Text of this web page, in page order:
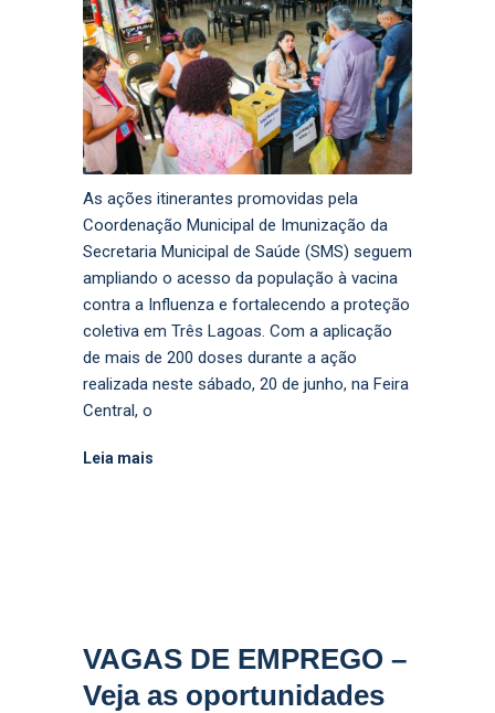
As ações itinerantes promovidas pela
Coordenação Municipal de Imunização da
Secretaria Municipal de Saúde (SMS) seguem
ampliando o acesso da população à vacina
contra a Influenza e fortalecendo a proteção
coletiva em Três Lagoas. Com a aplicação
de mais de 200 doses durante a ação
realizada neste sábado, 20 de junho, na Feira
Central, o
Leia mais
VAGAS DE EMPREGO –
Veja as oportunidades